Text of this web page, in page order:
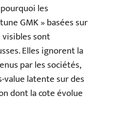
les
GMK » basées sur
visibles sont
Elles ignorent la
par les sociétés,
value latente sur des
dont la cote évolue